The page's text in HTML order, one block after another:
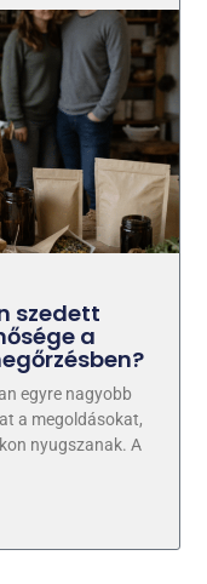
szedett
a
egyre nagyobb
a megoldásokat,
nyugszanak. A